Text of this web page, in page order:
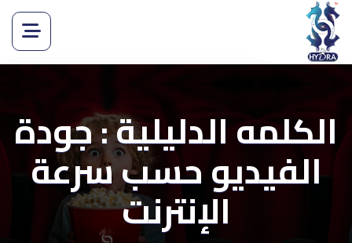
الكلمه الدليلية : جودة
الفيديو حسب سرعة
الإنترنت